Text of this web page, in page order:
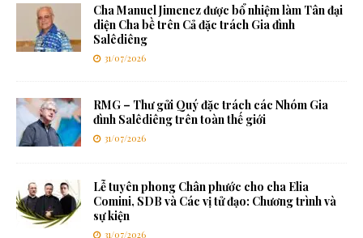
Cha Manuel Jimenez được bổ nhiệm làm Tân đại
diện Cha bề trên Cả đặc trách Gia đình
Salêdiêng
31/07/2026
RMG – Thư gửi Quý đặc trách các Nhóm Gia
đình Salêdiêng trên toàn thế giới
31/07/2026
Lễ tuyên phong Chân phước cho cha Elia
Comini, SDB và Các vị tử đạo: Chương trình và
sự kiện
31/07/2026